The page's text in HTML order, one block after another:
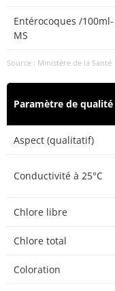
Entérocoques /100ml-
MS
Source : Ministère de la Santé
Paramètre de qualité
Aspect (qualitatif)
Conductivité à 25°C
Chlore libre
Chlore total
Coloration